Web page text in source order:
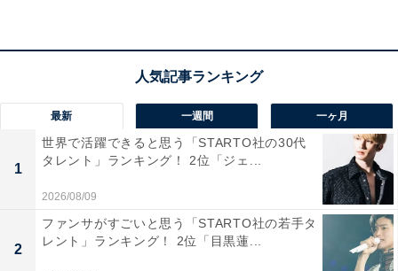
はじめ自然豊かなスポットが点在しています。
実際の居住者からは、「都心への通勤圏内でありながら
のどかな自然がある」「緑が多く商業施設が充実してい
る」などのコメントが寄せられました。
※回答者のコメントは原文ママです
最新 一週間 一ヶ月
1
世界で活躍できると思う「STARTO社の30代
タレント」ランキング！ 2位「ジェ...
2026/08/09
2
ファンサがすごいと思う「STARTO社の若手タ
レント」ランキング！ 2位「目黒蓮...